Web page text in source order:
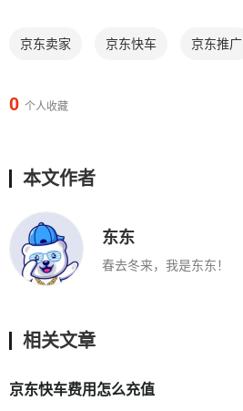
京东卖家 京东快车 京东推广
0 个人收藏
本文作者
东东
春去冬来，我是东东！
相关文章
京东快车费用怎么充值